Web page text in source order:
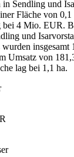
Sendling und
Fläche von
bei 4 Mio. EUR.
und
insgesamt
Umsatz von
lag bei 1,1 ha.